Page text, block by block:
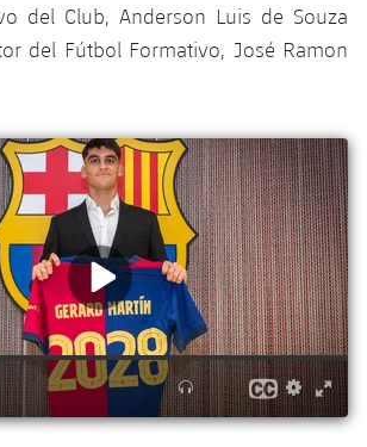
Cruyff
del Club, Anderson Luis de Souza
del Fútbol Formativo, José Ramon